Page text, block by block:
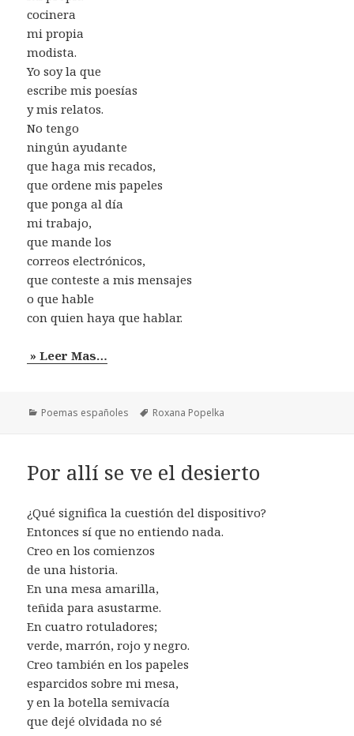
cocinera
mi propia
modista.
Yo soy la que
escribe mis poesías
y mis relatos.
No tengo
ningún ayudante
que haga mis recados,
que ordene mis papeles
que ponga al día
mi trabajo,
que mande los
correos electrónicos,
que conteste a mis mensajes
o que hable
con quien haya que hablar.
» Leer Mas…
Categorías
Poemas españoles Etiquetas
Roxana Popelka
Por allí se ve el desierto
¿Qué significa la cuestión del dispositivo?
Entonces sí que no entiendo nada.
Creo en los comienzos
de una historia.
En una mesa amarilla,
teñida para asustarme.
En cuatro rotuladores;
verde, marrón, rojo y negro.
Creo también en los papeles
esparcidos sobre mi mesa,
y en la botella semivacía
que dejé olvidada no sé